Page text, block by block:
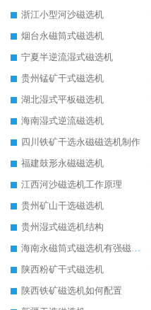
浙江小型河沙磁选机
烟台永磁筒式磁选机
宁夏半逆流湿式磁选机
贵州锰矿干式磁选机
湖北湿式平板磁选机
海南湿式逆流磁选机
四川铁矿干选永磁磁选机制作
福建鼓形永磁磁选机
江西河沙磁选机工作原理
贵州矿山干选磁选机
贵州湿式磁选机结构
海南永磁筒式磁选机有强磁的吗
陕西粉矿干式磁选机
陕西铁矿磁选机如何配置